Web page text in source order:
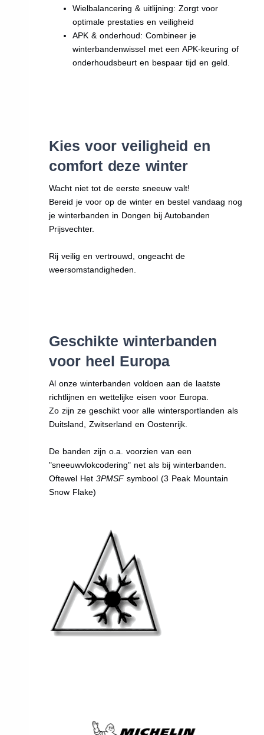
Wielbalancering & uitlijning: Zorgt voor
optimale prestaties en veiligheid
APK & onderhoud: Combineer je
winterbandenwissel met een APK-keuring of
onderhoudsbeurt en bespaar tijd en geld.
Kies voor veiligheid en
comfort deze winter
Wacht niet tot de eerste sneeuw valt!
Bereid je voor op de winter en bestel vandaag nog
je winterbanden in Dongen bij Autobanden
Prijsvechter.
Rij veilig en vertrouwd, ongeacht de
weersomstandigheden.
Geschikte winterbanden
voor heel Europa
Al onze winterbanden voldoen aan de laatste
richtlijnen en wettelijke eisen voor Europa.
Zo zijn ze geschikt voor alle wintersportlanden als
Duitsland, Zwitserland en Oostenrijk.
De banden zijn o.a. voorzien van een
"sneeuwvlokcodering" net als bij winterbanden.
Oftewel Het3PMSFsymbool (3 Peak Mountain
Snow Flake)